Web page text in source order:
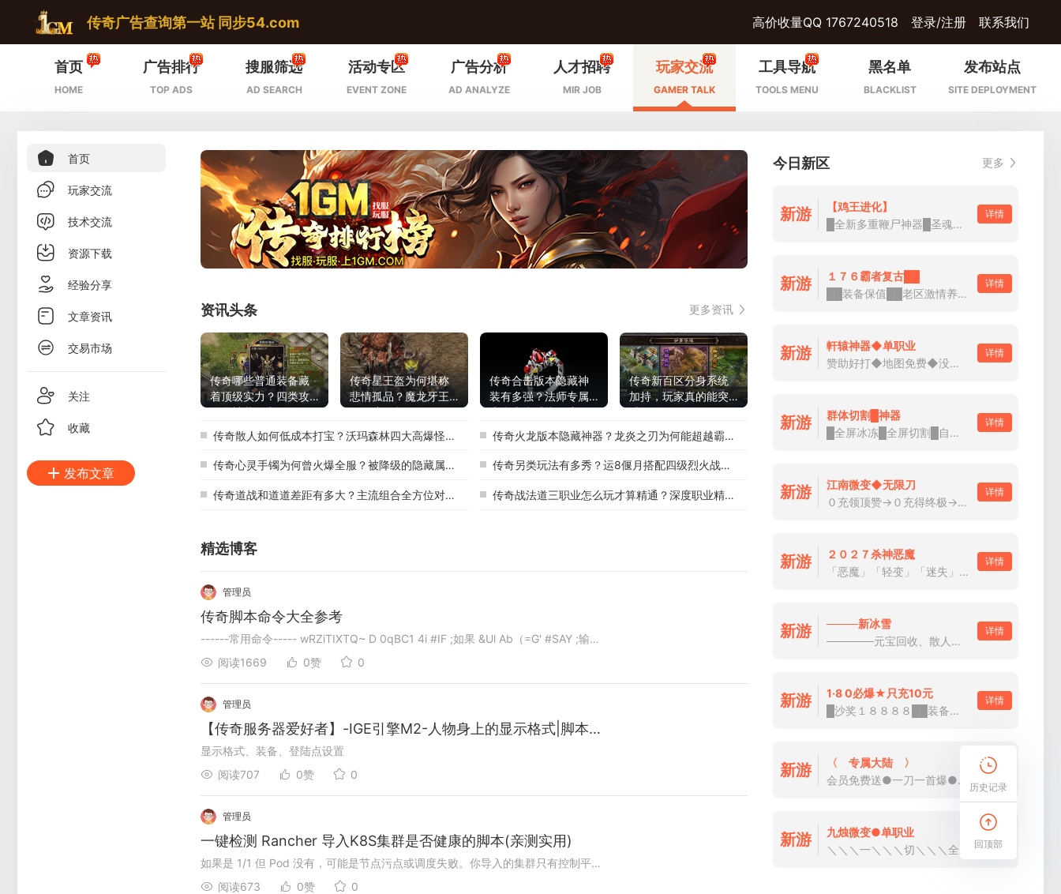
传奇广告查询第一站 同步54.com 高价收量QQ 1767240518 登录/注册 联系我们
首页
HOME
广告排行
TOP ADS
搜服筛选
AD SEARCH
活动专区
EVENT ZONE
广告分析
AD ANALYZE
人才招聘
MIR JOB
玩家交流
GAMER TALK
工具导航
TOOLS MENU
黑名单
BLACKLIST
发布站点
SITE DEPLOYMENT
首页
玩家交流
技术交流
资源下载
经验分享
文章资讯
交易市场
关注
收藏
发布文章
资讯头条 更多资讯
传奇哪些普通装备藏
着顶级实力？四类攻5
珍品神装盘点
传奇星王盔为何堪称
悲情孤品？魔龙牙王
冠深度解析
传奇合击版本隐藏神
装有多强？法师专属
魔意麻痹戒指深度解
传奇新百区分身系统
加持，玩家真的能突
破100级吗？
传奇散人如何低成本打宝？沃玛森林四大高爆怪物盘点
传奇火龙版本隐藏神器？龙炎之刃为何能超越霸者之刃封神？
传奇心灵手镯为何曾火爆全服？被降级的隐藏属性真相解析 传奇另类玩法有多秀？运8偃月搭配四级烈火战士鉴赏
传奇道战和道道差距有多大？主流组合全方位对比选型攻略 传奇战法道三职业怎么玩才算精通？深度职业精髓解析
精选博客
管理员
传奇脚本命令大全参考
------常用命令----- wRZiTIXTQ~ D 0qBC1 4i #IF ;如果 &Ul Ab（=G' #SAY ;输出字符串 "lv5;~ 8! #ACT ;执行命令 S"3zNKGzp break ;结束命令 LW;! ;Ti3 close ;结束对话 |dJz%&...*o=$`G oM ------条件命令----...
阅读1669
0赞 0
管理员
【传奇服务器爱好者】-IGE引擎M2-人物身上的显示格式|脚本中装备|登陆点
显示格式、装备、登陆点设置
阅读707
0赞 0
管理员
一键检测 Rancher 导入K8S集群是否健康的脚本(亲测实用)
如果是 1/1 但 Pod 没有，可能是节点污点或调度失败。你导入的集群只有控制平面节点，没有部署 node agent（可能是因为 agent 没安装成功，或者节点标签不对）。Rancher 相关 Pod（cattle-cluster-agent、cattle-...
阅读673
0赞 0
今日新区 更多
新游
【鸡王进化】
█全新多重鞭尸神器█圣魂致命一击██
详情
新游
１７６霸者复古██
██装备保值██老区激情养老██免费白嫖██
详情
新游
軒辕神器◆单职业
赞助好打◆地图免费◆没有套路◆散人好混
详情
新游
群体切割█神器
█全屏冰冻█全屏切割█自动挂机█免费通关
详情
新游
江南微变◆无限刀
０充领顶赞→０充得终极→０充玩通关一
详情
新游
２０２７杀神恶魔
「恶魔」「轻变」「迷失」「专属」「火龙」
详情
新游
────新冰雪
──────元宝回收、散人打米──────
详情
新游
1·8 0必爆★只充10元
█沙奖１８８８８██装备保值██超低消费
详情
新游
〈 专属大陆 〉
会员免费送●一刀一首爆●一怪一专属
详情
新游
九烛微变●单职业
详情
历史记录
回顶部